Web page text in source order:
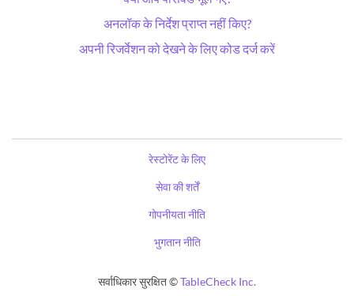
अनलॉक के निर्देश प्राप्त नहीं किए?
अपनी रिजर्वेशन को देखने के लिए कोड दर्ज करें
रेस्टोरेंट के लिए
सेवा की शर्तें
गोपनीयता नीति
भुगतान नीति
सर्वाधिकार सुरक्षित ©TableCheck Inc.